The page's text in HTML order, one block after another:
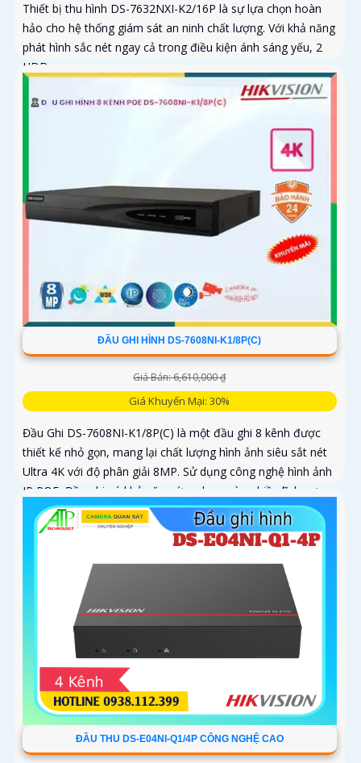
Thiết bị thu hình DS-7632NXI-K2/16P là sự lựa chọn hoàn
hảo cho hệ thống giám sát an ninh chất lượng. Với khả năng
phát hình sắc nét ngay cả trong điều kiện ánh sáng yếu, 2
HDD...
ĐẦU GHI HÌNH DS-7608NI-K1/8P(C)
Giá Bán: 6,610,000 ₫
Giá Khuyến Mại: 30%
Đầu Ghi DS-7608NI-K1/8P(C) là một đầu ghi 8 kênh được
thiết kế nhỏ gọn, mang lại chất lượng hình ảnh siêu sắt nét
Ultra 4K với độ phân giải 8MP. Sử dụng công nghệ hình ảnh
IP POE, Đầu ghi có khả năng ứng dụng vào nhiều lĩnh vực
khác nhau
ĐẦU THU DS-E04NI-Q1/4P CÔNG NGHỆ CAO